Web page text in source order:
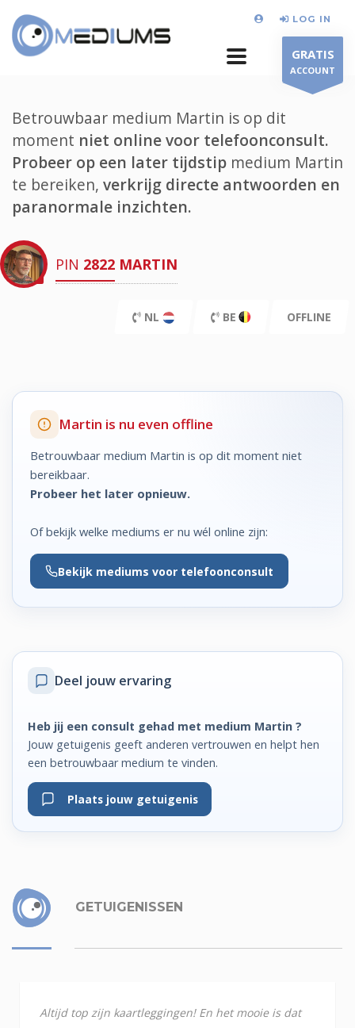
LOG IN
GRATIS
ACCOUNT
Betrouwbaar medium Martin is op dit
moment niet online voor telefoonconsult.
Probeer op een later tijdstip medium Martin
te bereiken, verkrijg directe antwoorden en
paranormale inzichten.
PIN 2822 MARTIN
NL BE OFFLINE
Martin is nu even offline
Betrouwbaar medium Martin is op dit moment niet
bereikbaar.
Probeer het later opnieuw.
Of bekijk welke mediums er nu wél online zijn:
Bekijk mediums voor telefoonconsult
Deel jouw ervaring
Heb jij een consult gehad met medium Martin ?
Jouw getuigenis geeft anderen vertrouwen en helpt hen
een betrouwbaar medium te vinden.
Plaats jouw getuigenis
GETUIGENISSEN
Altijd top zijn kaartleggingen! En het mooie is dat